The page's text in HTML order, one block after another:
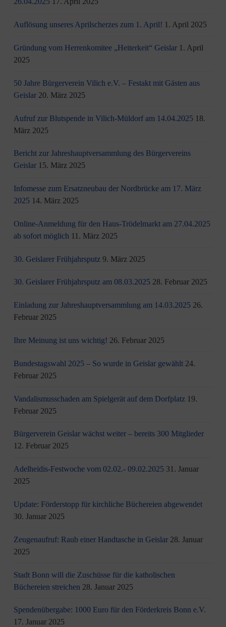
Auflösung unseres Aprilscherzes zum 1. April! 1. April 2025
Gründung vom Herrenkomitee „Heiterkeit“ Geislar 1. April
2025
50 Jahre Bürgerverein Vilich e.V. – Festakt mit Gästen aus
Geislar 20. März 2025
Aufruf zur Blutspende in Vilich-Müldorf am 14.04.2025 18.
März 2025
Bericht zur Jahreshauptversammlung des Bürgervereins
Geislar 15. März 2025
Infomesse zum Ersatzneubau der Nordbrücke am 17. März
2025 14. März 2025
Online-Anmeldung für den Haus-Trödelmarkt am 27.04.2025
ab sofort möglich 11. März 2025
30. Geislarer Frühjahrsputz 9. März 2025
30. Geislarer Frühjahrsputz am 08.03.2025 28. Februar 2025
Einladung zur Jahreshauptversammlung am 14.03.2025 26.
Februar 2025
Ihre Meinung ist uns wichtig! 26. Februar 2025
Bundestagswahl 2025 – So wurde in Geislar gewählt 24.
Februar 2025
Vandalismusschaden am Spielgerät auf dem Dorfplatz 19.
Februar 2025
Bürgerverein Geislar wächst weiter – bereits 300 Mitglieder
12. Februar 2025
Adelheidis-Festwoche vom 02.02.- 09.02.2025 31. Januar
2025
Update: Förderstopp für kirchliche Büchereien abgewendet
30. Januar 2025
Zeugenaufruf: Raub einer Handtasche in Geislar 28. Januar
2025
Stadt Bonn will die Zuschüsse für die katholischen
Büchereien streichen 28. Januar 2025
Spendenübergabe: 1000 Euro für den Förderkreis Bonn e.V.
17. Januar 2025